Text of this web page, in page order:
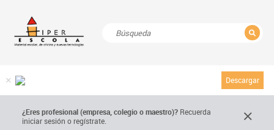
Descargar
¿Eres profesional (empresa, colegio o maestro)? Recuerda
iniciar sesión o regístrate.